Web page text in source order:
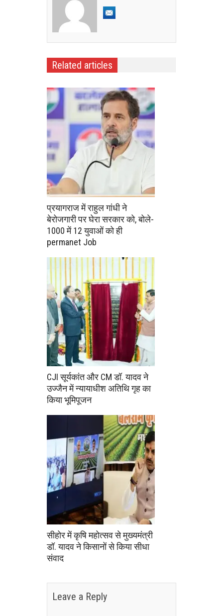
Related articles
प्रयागराज में राहुल गांधी ने
बेरोजगारी पर घेरा सरकार को, बोले-
1000 में 12 युवाओं को ही
permanet Job
CJI सूर्यकांत और CM डॉ. यादव ने
उज्जैन में न्यायाधीश अतिथि गृह का
किया भूमिपूजन
सीहोर में कृषि महोत्सव से मुख्यमंत्री
डॉ. यादव ने किसानों से किया सीधा
संवाद
Leave a Reply